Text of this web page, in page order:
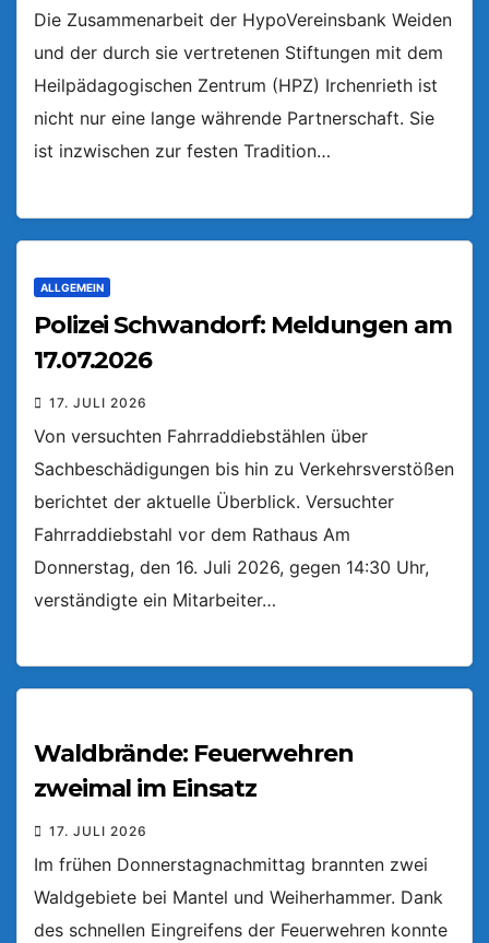
Die Zusammenarbeit der HypoVereinsbank Weiden
und der durch sie vertretenen Stiftungen mit dem
Heilpädagogischen Zentrum (HPZ) Irchenrieth ist
nicht nur eine lange währende Partnerschaft. Sie
ist inzwischen zur festen Tradition…
ALLGEMEIN
Polizei Schwandorf: Meldungen am
17.07.2026
17. JULI 2026
Von versuchten Fahrraddiebstählen über
Sachbeschädigungen bis hin zu Verkehrsverstößen
berichtet der aktuelle Überblick. Versuchter
Fahrraddiebstahl vor dem Rathaus Am
Donnerstag, den 16. Juli 2026, gegen 14:30 Uhr,
verständigte ein Mitarbeiter…
Waldbrände: Feuerwehren
zweimal im Einsatz
17. JULI 2026
Im frühen Donnerstagnachmittag brannten zwei
Waldgebiete bei Mantel und Weiherhammer. Dank
des schnellen Eingreifens der Feuerwehren konnte